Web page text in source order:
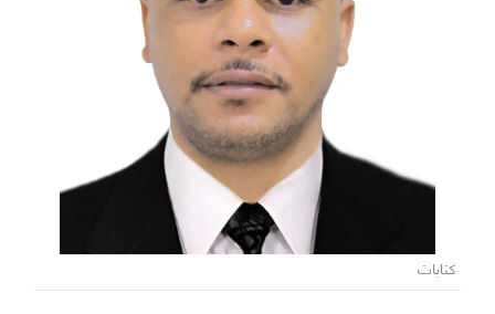
كتابات